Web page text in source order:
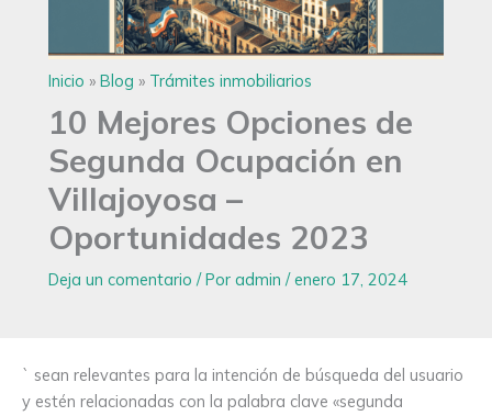
Inicio » Blog » Trámites inmobiliarios
10 Mejores Opciones de
Segunda Ocupación en
Villajoyosa –
Oportunidades 2023
Deja un comentario / Por admin /enero 17, 2024
` sean relevantes para la intención de búsqueda del usuario
y estén relacionadas con la palabra clave «segunda